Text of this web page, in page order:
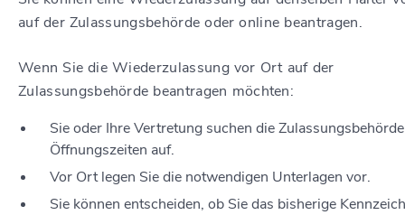
auf der Zulassungsbehörde oder online beantragen.
Wenn Sie die Wiederzulassung vor Ort auf der
Zulassungsbehörde beantragen möchten:
Sie oder Ihre Vertretung suchen die
Öffnungszeiten auf.
Vor Ort legen Sie die notwendigen Unterlagen vor.
Sie können entscheiden, ob Sie das bisherige